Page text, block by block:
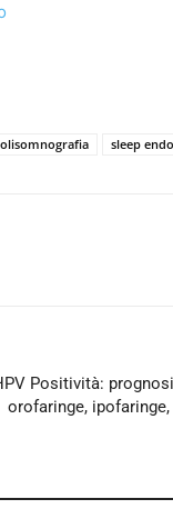
sleep
Positività:
orofaringe,